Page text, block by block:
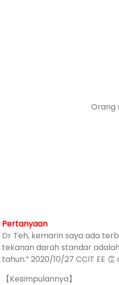
Orang
Pertanyaan
Dr Teh, kemarin saya ada
tekanan darah standar
tahun.” 2020/10/27 CCIT EE 👏
【Kesimpulannya】